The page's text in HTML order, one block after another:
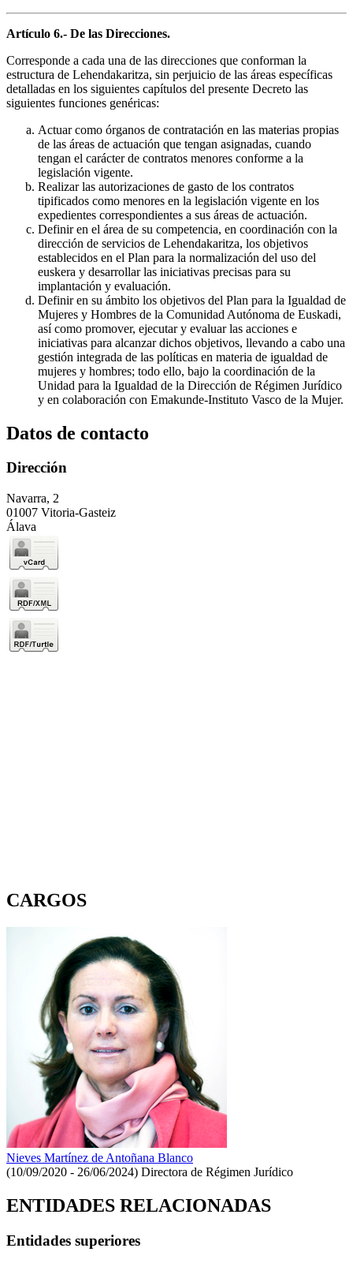
Artículo 6.- De las Direcciones.
Corresponde a cada una de las direcciones que conforman la
estructura de Lehendakaritza, sin perjuicio de las áreas específicas
detalladas en los siguientes capítulos del presente Decreto las
siguientes funciones genéricas:
Actuar como órganos de contratación en las materias propias
de las áreas de actuación que tengan asignadas, cuando
tengan el carácter de contratos menores conforme a la
legislación vigente.
Realizar las autorizaciones de gasto de los contratos
tipificados como menores en la legislación vigente en los
expedientes correspondientes a sus áreas de actuación.
Definir en el área de su competencia, en coordinación con la
dirección de servicios de Lehendakaritza, los objetivos
establecidos en el Plan para la normalización del uso del
euskera y desarrollar las iniciativas precisas para su
implantación y evaluación.
Definir en su ámbito los objetivos del Plan para la Igualdad de
Mujeres y Hombres de la Comunidad Autónoma de Euskadi,
así como promover, ejecutar y evaluar las acciones e
iniciativas para alcanzar dichos objetivos, llevando a cabo una
gestión integrada de las políticas en materia de igualdad de
mujeres y hombres; todo ello, bajo la coordinación de la
Unidad para la Igualdad de la Dirección de Régimen Jurídico
y en colaboración con Emakunde-Instituto Vasco de la Mujer.
Datos de contacto
Dirección
Navarra, 2
01007 Vitoria-Gasteiz
Álava
CARGOS
Nieves Martínez de Antoñana Blanco
(10/09/2020 - 26/06/2024) Directora de Régimen Jurídico
ENTIDADES RELACIONADAS
Entidades superiores